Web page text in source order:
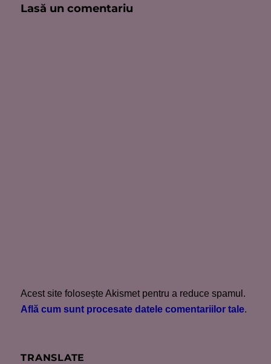
Lasă un comentariu
Acest site folosește Akismet pentru a reduce spamul.
Află cum sunt procesate datele comentariilor tale.
TRANSLATE